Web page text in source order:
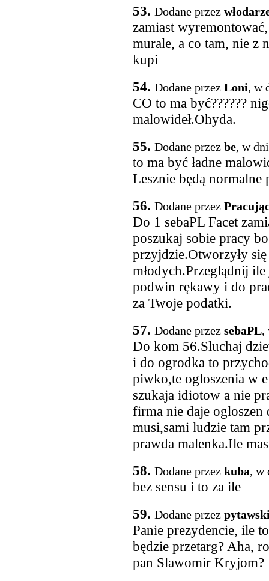
53. Dodane przez
zamiast
murale, a co tam, nie z
kupi
54. Dodane przez Loni, w
CO to ma być??????
malowideł.Ohyda.
55. Dodane przez be, w
to ma być ładne
Lesznie będą normalne
56. Dodane przez
Do 1 sebaPL Facet
poszukaj sobie pracy
przyjdzie.Otworzyły
młodych.Przeglądnij
podwin rękawy i do
za Twoje podatki.
57. Dodane przez sebaPL,
Do kom 56.Sluchaj
i do ogrodka to
piwko,te ogloszenia w
szukaja idiotow a nie
firma nie daje ogloszen
musi,sami ludzie tam
prawda malenka.Ile
58. Dodane przez kuba, w
bez sensu i to za ile
59. Dodane przez
Panie prezydencie, ile
będzie przetarg? Aha,
pan Slawomir Kryjom?